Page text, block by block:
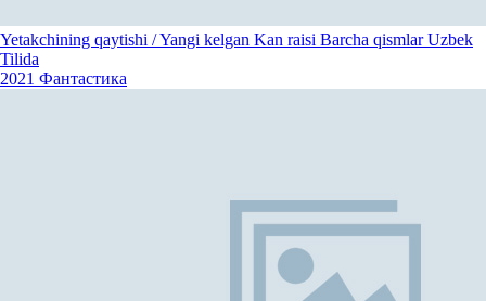
Yetakchining qaytishi / Yangi kelgan Kan raisi Barcha qismlar Uzbek
Tilida
2021 Фантастика